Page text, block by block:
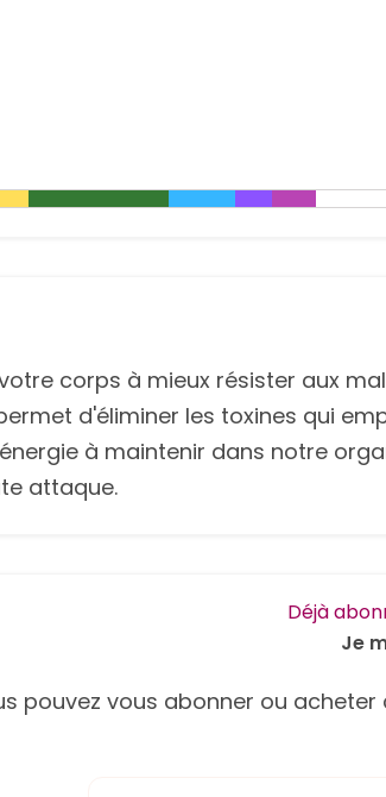
corps à mieux résister aux
d'éliminer les toxines qui
à maintenir dans notre
attaque.
Déjà
Je
pouvez vous abonner ou